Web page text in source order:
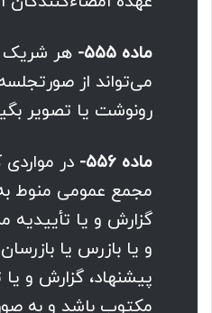
ماده ۵۵۵-
هر شریک
می‌تواند از
رونوشت یا تصویر
ماده ۵۵۶-
در
مجمع عمومی منوط به
گزارش و یا تأییدیه
و یا بازرس یا
پیشنهاد، گزارش و یا
مکتوب باشد و به